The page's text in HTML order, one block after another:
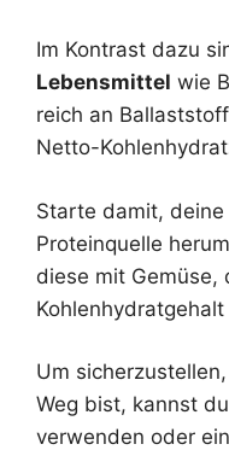
Im Kontrast dazu
Lebensmittel wie
reich an
Netto-
Starte damit,
Proteinquelle
diese mit Gemüse,
Um
Weg bist, kannst
verwenden oder